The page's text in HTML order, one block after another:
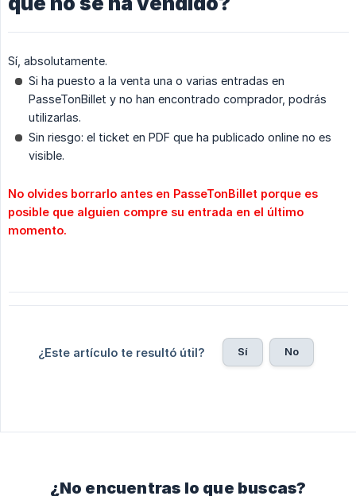
Sí, absolutamente.
Si ha puesto a la venta una o varias entradas en
PasseTonBillet y no han encontrado comprador, podrás
utilizarlas.
Sin riesgo: el ticket en PDF que ha publicado online no es
visible.
No olvides borrarlo antes en PasseTonBillet porque es
posible que alguien compre su entrada en el último
momento.
¿Este artículo te resultó útil? Sí No
¿No encuentras lo que buscas?